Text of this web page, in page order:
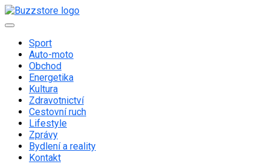
Skip
to
Primary
Sport
Auto-moto
Obchod
Energetika
Kultura
Zdravotnictví
Cestovní ruch
Lifestyle
Zprávy
Bydlení a reality
Kontakt